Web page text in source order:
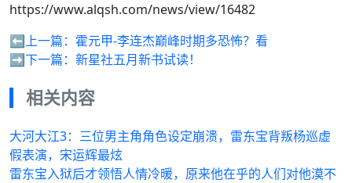
https://www.alqsh.com/news/view/16482
⬅️上一篇： 霍元甲-李连杰巅峰时期多恐怖？看
➡️下一篇： 新星社五月新书试读！
相关内容
大河大江3：三位男主角角色设定崩溃，雷东宝背叛杨巡虚
假表演，宋运辉最炫
雷东宝入狱后才领悟人情冷暖，原来他在乎的人们对他漠不